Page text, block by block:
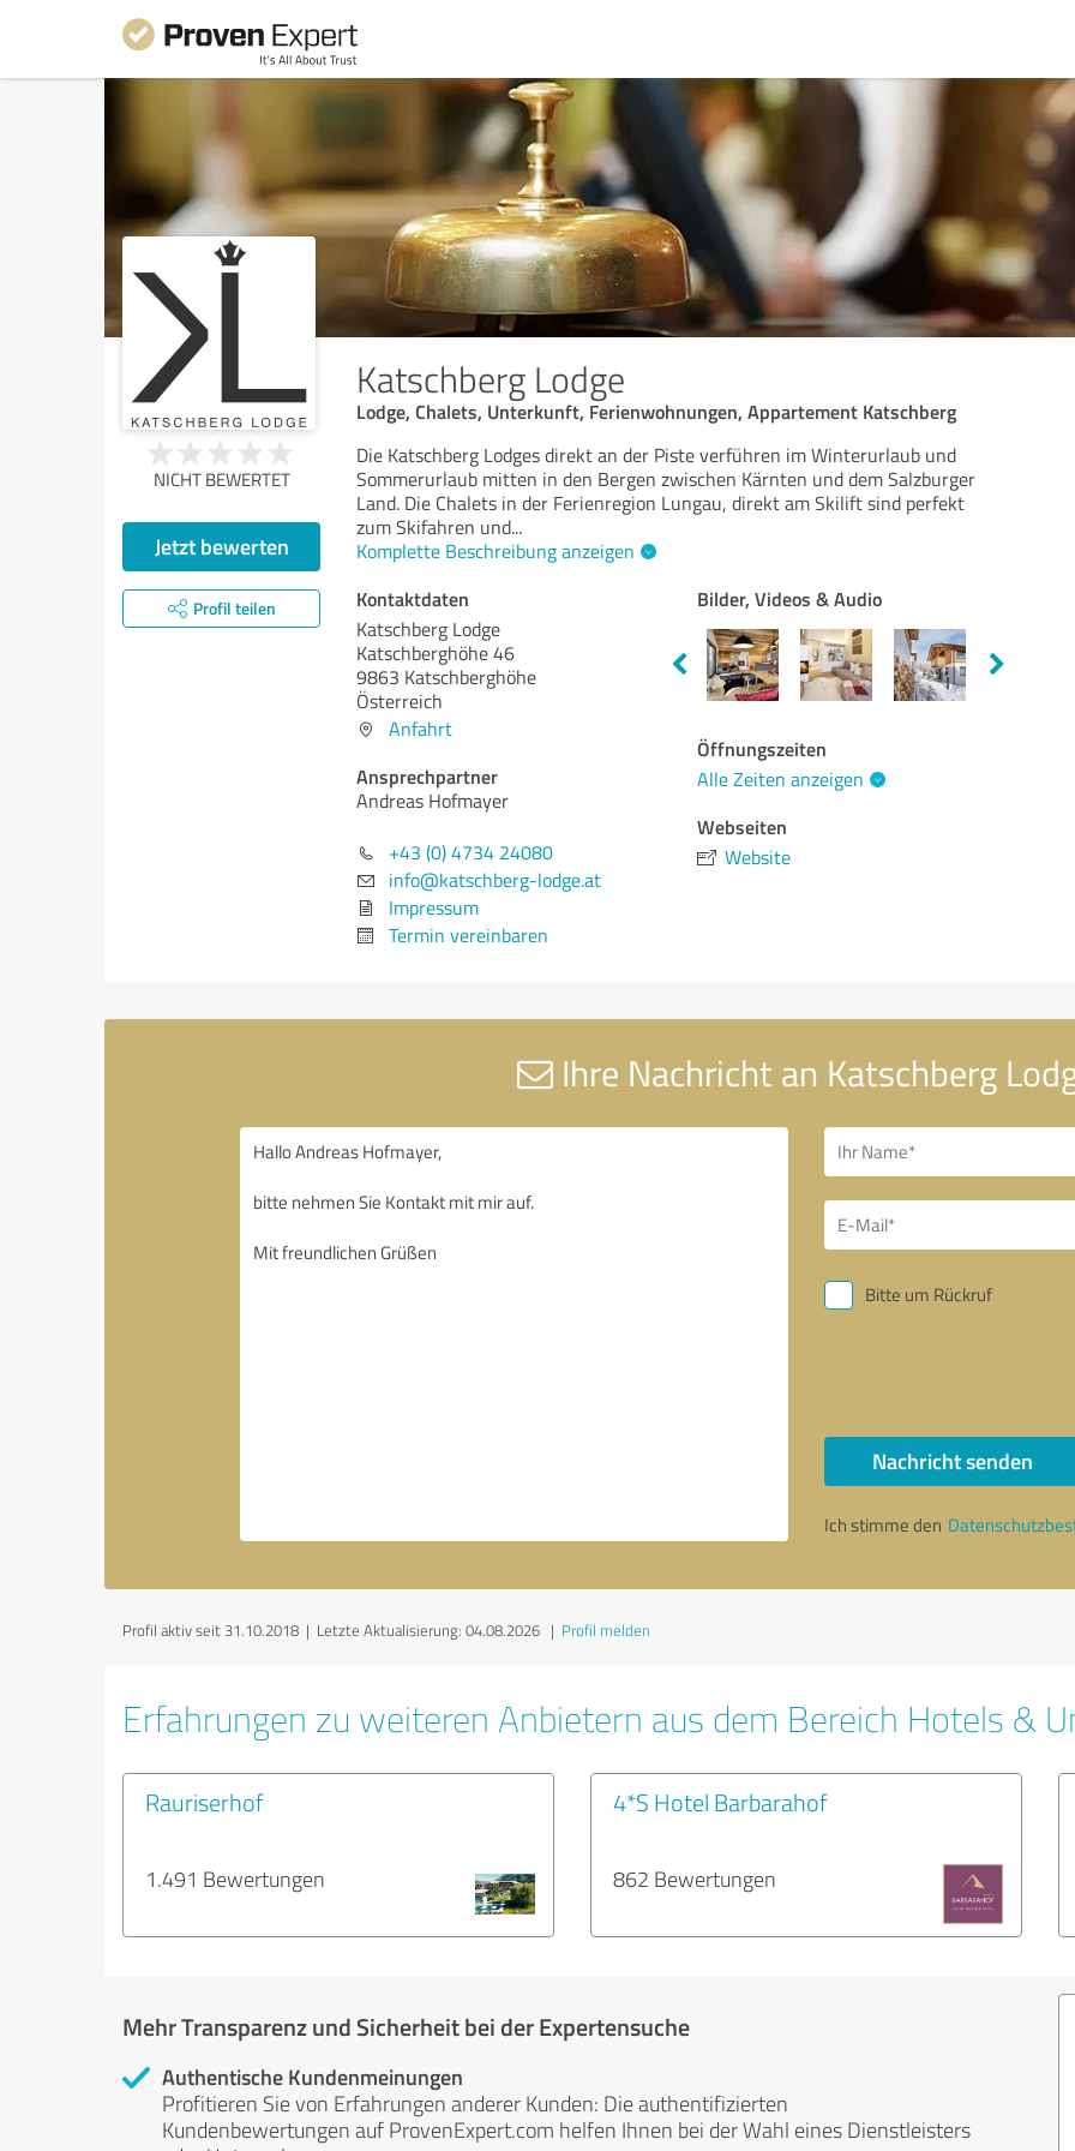
Katschberg Lodge
Lodge, Chalets, Unterkunft, Ferienwohnungen, Appartement Katschberg
NICHT BEWERTET
Jetzt bewerten
Profil teilen
Die Katschberg Lodges direkt an der Piste verführen im Winterurlaub und
Sommerurlaub mitten in den Bergen zwischen Kärnten und dem Salzburger
Land. Die Chalets in der Ferienregion Lungau, direkt am Skilift sind perfekt
zum Skifahren und...
Komplette Beschreibung anzeigen
Kontaktdaten
Katschberg Lodge
Katschberghöhe 46
9863 Katschberghöhe
Österreich
Anfahrt
Ansprechpartner
Andreas Hofmayer
+43 (0) 4734 24080
info@katschberg-lodge.at
Impressum
Termin vereinbaren
Bilder, Videos & Audio
Öffnungszeiten
Alle Zeiten anzeigen
Webseiten
Website
Ihre Nachricht an Katschberg
Bitte um Rückruf
Nachricht senden
Ich stimme den
Profil aktiv seit 31.10.2018 | Letzte Aktualisierung: 04.08.2026 | Profil melden
Erfahrungen zu weiteren Anbietern aus dem Bereich Hotels &
Rauriserhof
1.491 Bewertungen
4*S Hotel Barbarahof
862 Bewertungen
Mehr Transparenz und Sicherheit bei der Expertensuche
Authentische Kundenmeinungen
Profitieren Sie von Erfahrungen anderer Kunden: Die authentifizierten
Kundenbewertungen auf ProvenExpert.com helfen Ihnen bei der Wahl eines Dienstleisters